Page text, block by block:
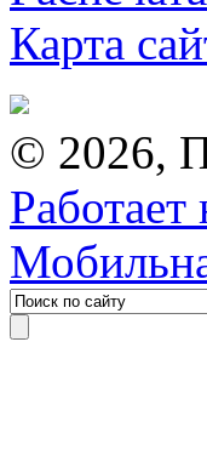
Карта
© 2026,